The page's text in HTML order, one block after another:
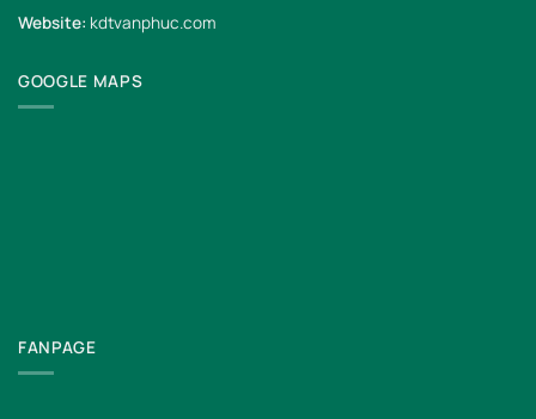
Website: kdtvanphuc.com
GOOGLE MAPS
FANPAGE